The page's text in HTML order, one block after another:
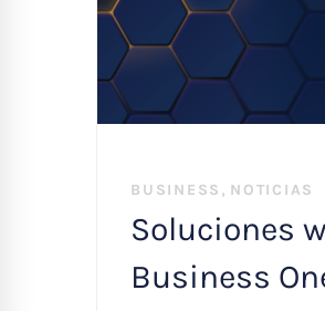
BUSINESS , NOTICIAS
Soluciones
Business